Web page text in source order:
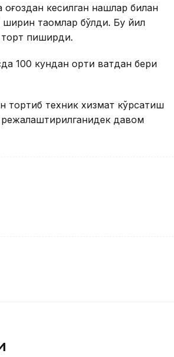
кесилган нақшлар билан
ширин таомлар бўлди. Бу йил
пиширди.
100 кундан ортиқ вақтдан бери
тортиб техник хизмат кўрсатиш
режалаштирилганидек давом